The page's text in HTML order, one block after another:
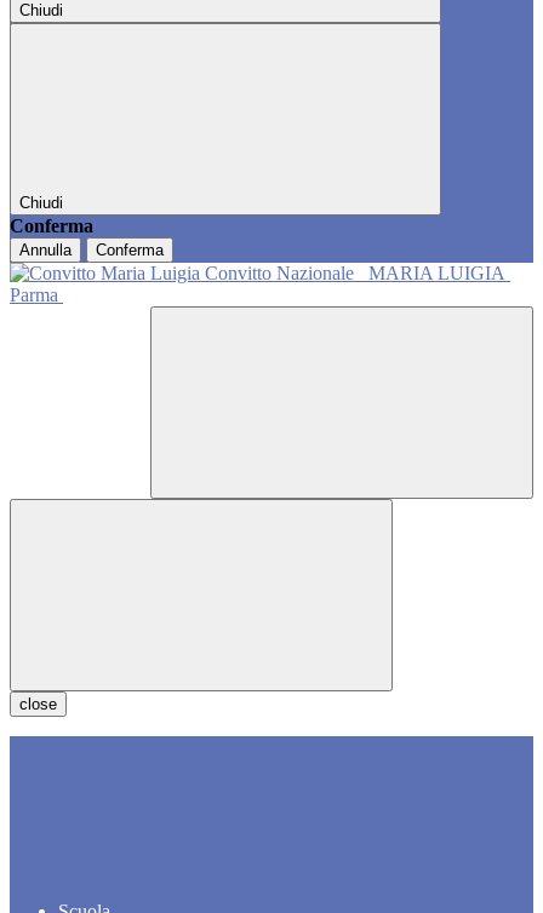
Chiudi
Chiudi
Conferma
Annulla Conferma
Convitto Nazionale
MARIA LUIGIA
Parma
close